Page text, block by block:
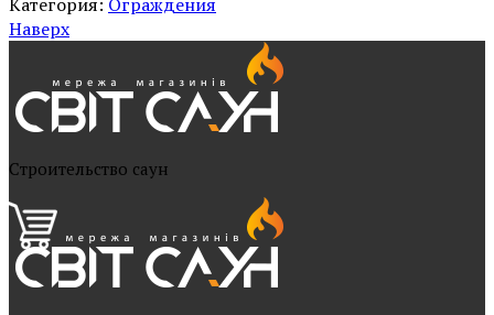
Наверх
Cтроительство саун